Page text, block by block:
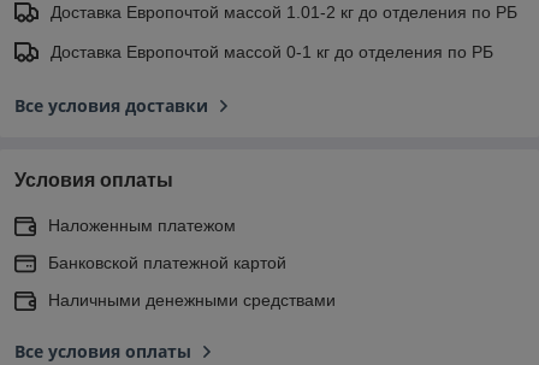
Доставка Европочтой массой 1.01-2 кг до отделения по РБ
Доставка Европочтой массой 0-1 кг до отделения по РБ
Все условия доставки
Условия оплаты
Наложенным платежом
Банковской платежной картой
Наличными денежными средствами
Все условия оплаты